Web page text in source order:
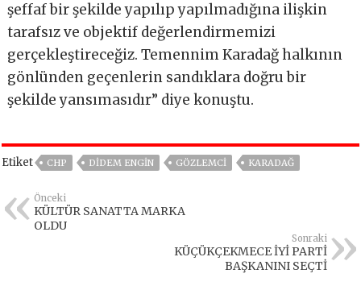
şeffaf bir şekilde yapılıp yapılmadığına ilişkin
tarafsız ve objektif değerlendirmemizi
gerçekleştireceğiz. Temennim Karadağ halkının
gönlünden geçenlerin sandıklara doğru bir
şekilde yansımasıdır” diye konuştu.
Etiket CHP DIDEM ENGIN GÖZLEMCI KARADAĞ
Önceki
KÜLTÜR SANATTA MARKA
OLDU
Sonraki
KÜÇÜKÇEKMECE İYİ PARTİ
BAŞKANINI SEÇTİ